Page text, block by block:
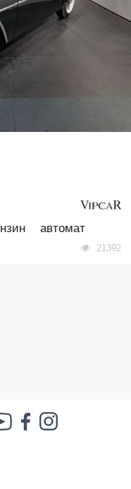
іди нах..й!
автомат
21392